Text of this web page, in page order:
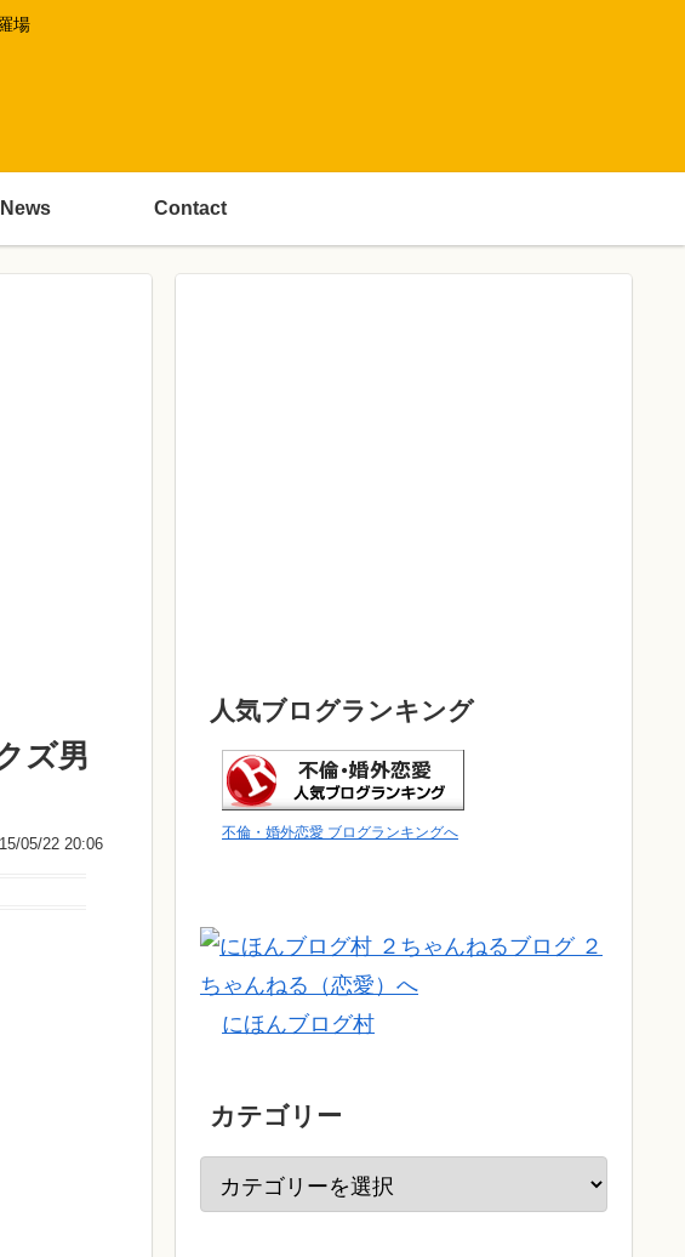
場
Contact
ズ男
05/22 20:06
人気ブログランキング
不倫・婚外恋愛 ブログランキングへ
にほんブログ村
カテゴリー